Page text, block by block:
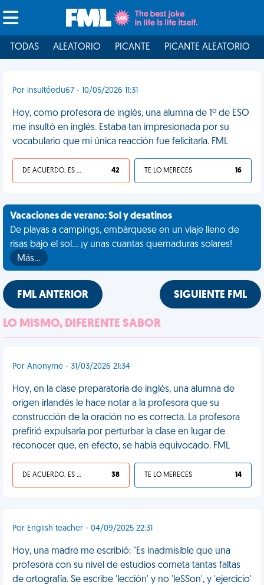
TODAS ALEATORIO PICANTE PICANTE ALEATORIO
Por insultéedu67 - 10/05/2026 11:31
Hoy, como profesora de inglés, una alumna de 1º de ESO
me insultó en inglés. Estaba tan impresionada por su
vocabulario que mi única reacción fue felicitarla. FML
DE ACUERDO, ES UNA VIDA HP 42 TE LO MERECES 16
Vacaciones de verano: Sol y desatinos
De playas a campings, embárquese en un viaje lleno de
risas bajo el sol... ¡y unas cuantas quemaduras solares!
Más…
FML ANTERIOR SIGUIENTE FML
LO MISMO, DIFERENTE SABOR
Por Anonyme - 31/03/2026 21:34
Hoy, en la clase preparatoria de inglés, una alumna de
origen irlandés le hace notar a la profesora que su
construcción de la oración no es correcta. La profesora
prefirió expulsarla por perturbar la clase en lugar de
reconocer que, en efecto, se había equivocado. FML
DE ACUERDO, ES UNA VIDA HP 38 TE LO MERECES 14
Por English teacher - 04/09/2025 22:31
Hoy, una madre me escribió: "Es inadmisible que una
profesora con su nivel de estudios cometa tantas faltas
de ortografía. Se escribe 'lección' y no 'leSSon', y 'ejercicio'